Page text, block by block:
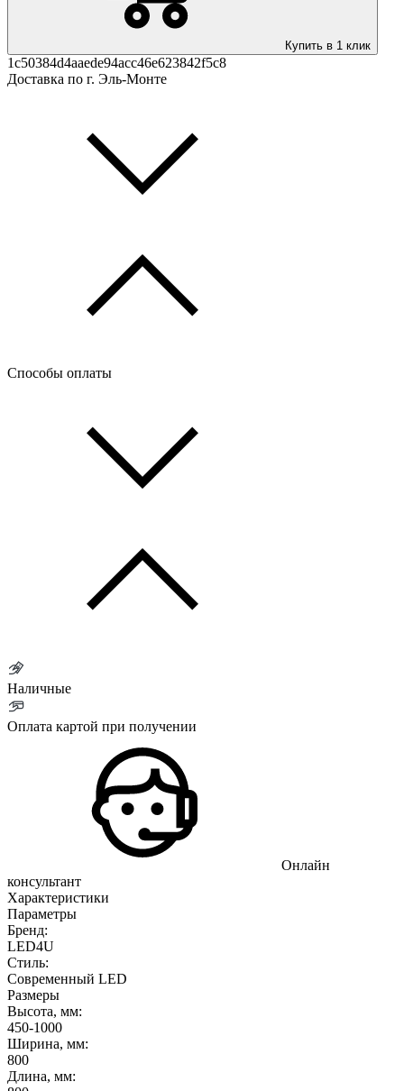
Купить в 1 клик
1c50384d4aaede94acc46e623842f5c8
Доставка по г. Эль-Монте
Способы оплаты
Наличные
Оплата картой при получении
Онлайн
консультант
Характеристики
Параметры
Бренд:
LED4U
Стиль:
Современный LED
Размеры
Высота, мм:
450-1000
Ширина, мм:
800
Длина, мм: